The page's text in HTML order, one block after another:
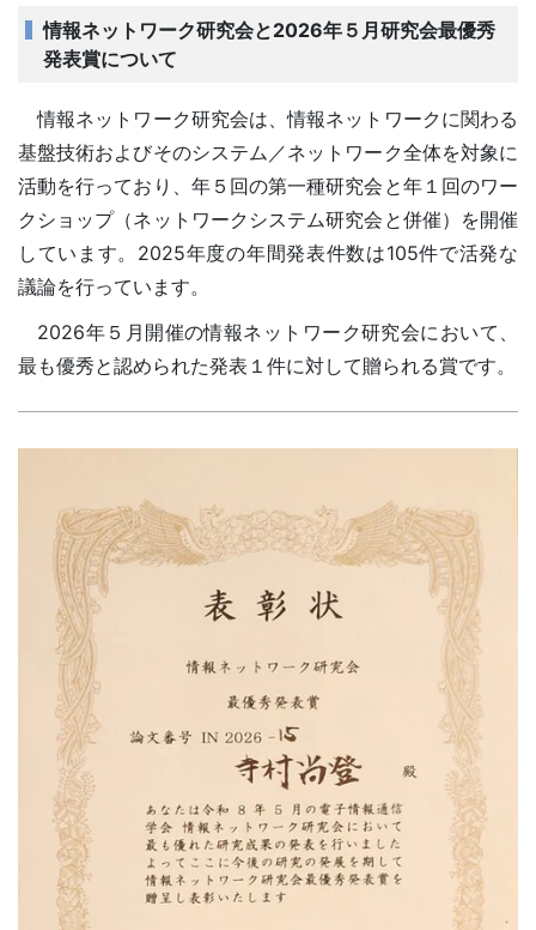
情報ネットワーク研究会と2026年５月研究会最優秀
発表賞について
情報ネットワーク研究会は、情報ネットワークに関わる
基盤技術およびそのシステム／ネットワーク全体を対象に
活動を行っており、年５回の第一種研究会と年１回のワー
クショップ（ネットワークシステム研究会と併催）を開催
しています。2025年度の年間発表件数は105件で活発な
議論を行っています。
2026年５月開催の情報ネットワーク研究会において、
最も優秀と認められた発表１件に対して贈られる賞です。